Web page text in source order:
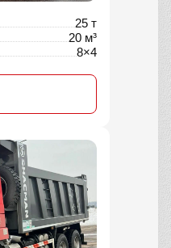
25 т
20 м³
8×4